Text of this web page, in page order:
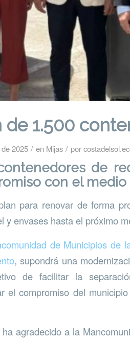
de 1.500
2025 / en Mijas / por
de
con el
para renovar de forma
y envases hasta el próximo
de Municipios de
, supondrá una
de facilitar la
el compromiso del
agradecido a la